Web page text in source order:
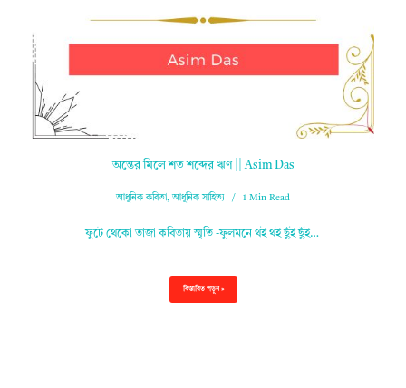
অন্তের মিলে শত শব্দের ঋণ || Asim Das
আধুনিক কবিতা,আধুনিক সাহিত্য 1 Min Read
ফুটে থেকো তাজা কবিতায় স্মৃতি -ফুলমনে থই থই ছুঁই ছুঁই…
বিস্তারিত পড়ুন »